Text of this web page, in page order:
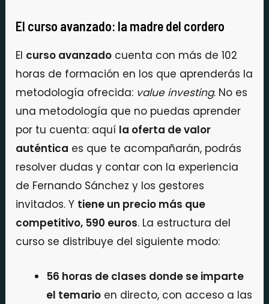
El curso avanzado: la madre del cordero
El curso avanzado cuenta con más de 102
horas de formación en los que aprenderás la
metodología ofrecida: value investing. No es
una metodología que no puedas aprender
por tu cuenta: aquí la oferta de valor
auténtica es que te acompañarán, podrás
resolver dudas y contar con la experiencia
de Fernando Sánchez y los gestores
invitados. Y tiene un precio más que
competitivo, 590 euros. La estructura del
curso se distribuye del siguiente modo:
56 horas de clases donde se imparte
el temario en directo, con acceso a las